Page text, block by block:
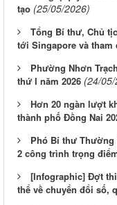
tạo (25/05/2026)
Tổng Bí thư, Chủ
tới Singapore và
Phường Nhơn
thứ I năm 2026 (24/
Hơn 20 ngàn lượt
thành phố Đồng Nai
Phó Bí thư Thường
2 công trình trọng
[Infographic] Đợt
thể về chuyển đổi số,